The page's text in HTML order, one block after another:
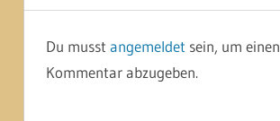
Du musst angemeldetsein, um einen
Kommentar abzugeben.